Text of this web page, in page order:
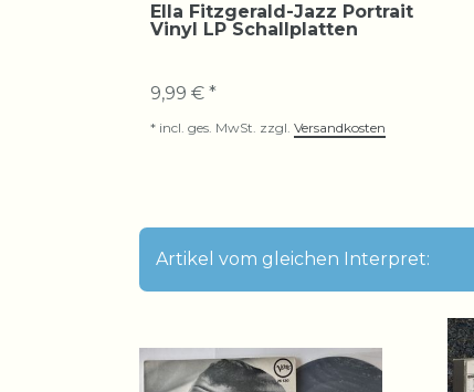
Ella Fitzgerald-Jazz Portrait
Vinyl LP Schallplatten
9,99 € *
* incl. ges. MwSt. zzgl. Versandkosten
Artikel vom gleichen Interpret: